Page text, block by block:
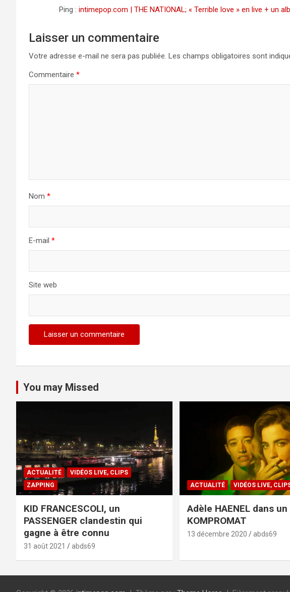
Ping : intimepop.com | THE NATIONAL; « Terrible love » en live + un
Laisser un commentaire
Votre adresse e-mail ne sera pas publiée. Les champs obligatoires sont
Commentaire *
Nom *
E-mail *
Site web
You may Missed
ACTUALITÉ
VIDÉOS LIVE, CLIPS
ZAPPING
KID FRANCESCOLI, un
PASSENGER clandestin qui
gagne à être connu
31 août 2021 abds69
ACTUALITÉ VIDÉOS LIVE,
Adèle HAENEL dans
KOMPROMAT
13 décembre 2020 abds69